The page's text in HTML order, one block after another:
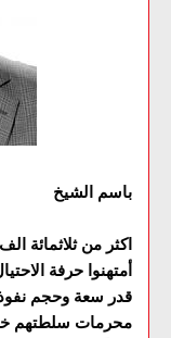
باسم الشيخ
اكثر من ثلاثمائة
أمتهنوا حرفة
قدر سعة وحجم
محرمات سلطتهم